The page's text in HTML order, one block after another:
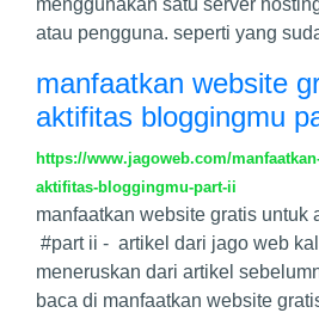
menggunakan satu server
atau pengguna. seperti yang
manfaatkan website
aktifitas bloggingmu
https://www.jagoweb.com/
aktifitas-bloggingmu-part-ii
manfaatkan website gratis untuk
#part ii - artikel dari jago web
meneruskan dari artikel
baca di manfaatkan website